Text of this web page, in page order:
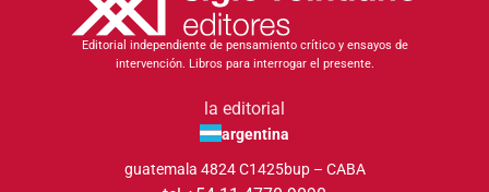
Editorial independiente de pensamiento crítico y ensayos de
intervención. Libros para interrogar el presente.
la editorial
argentina
guatemala 4824 C1425bup – CABA